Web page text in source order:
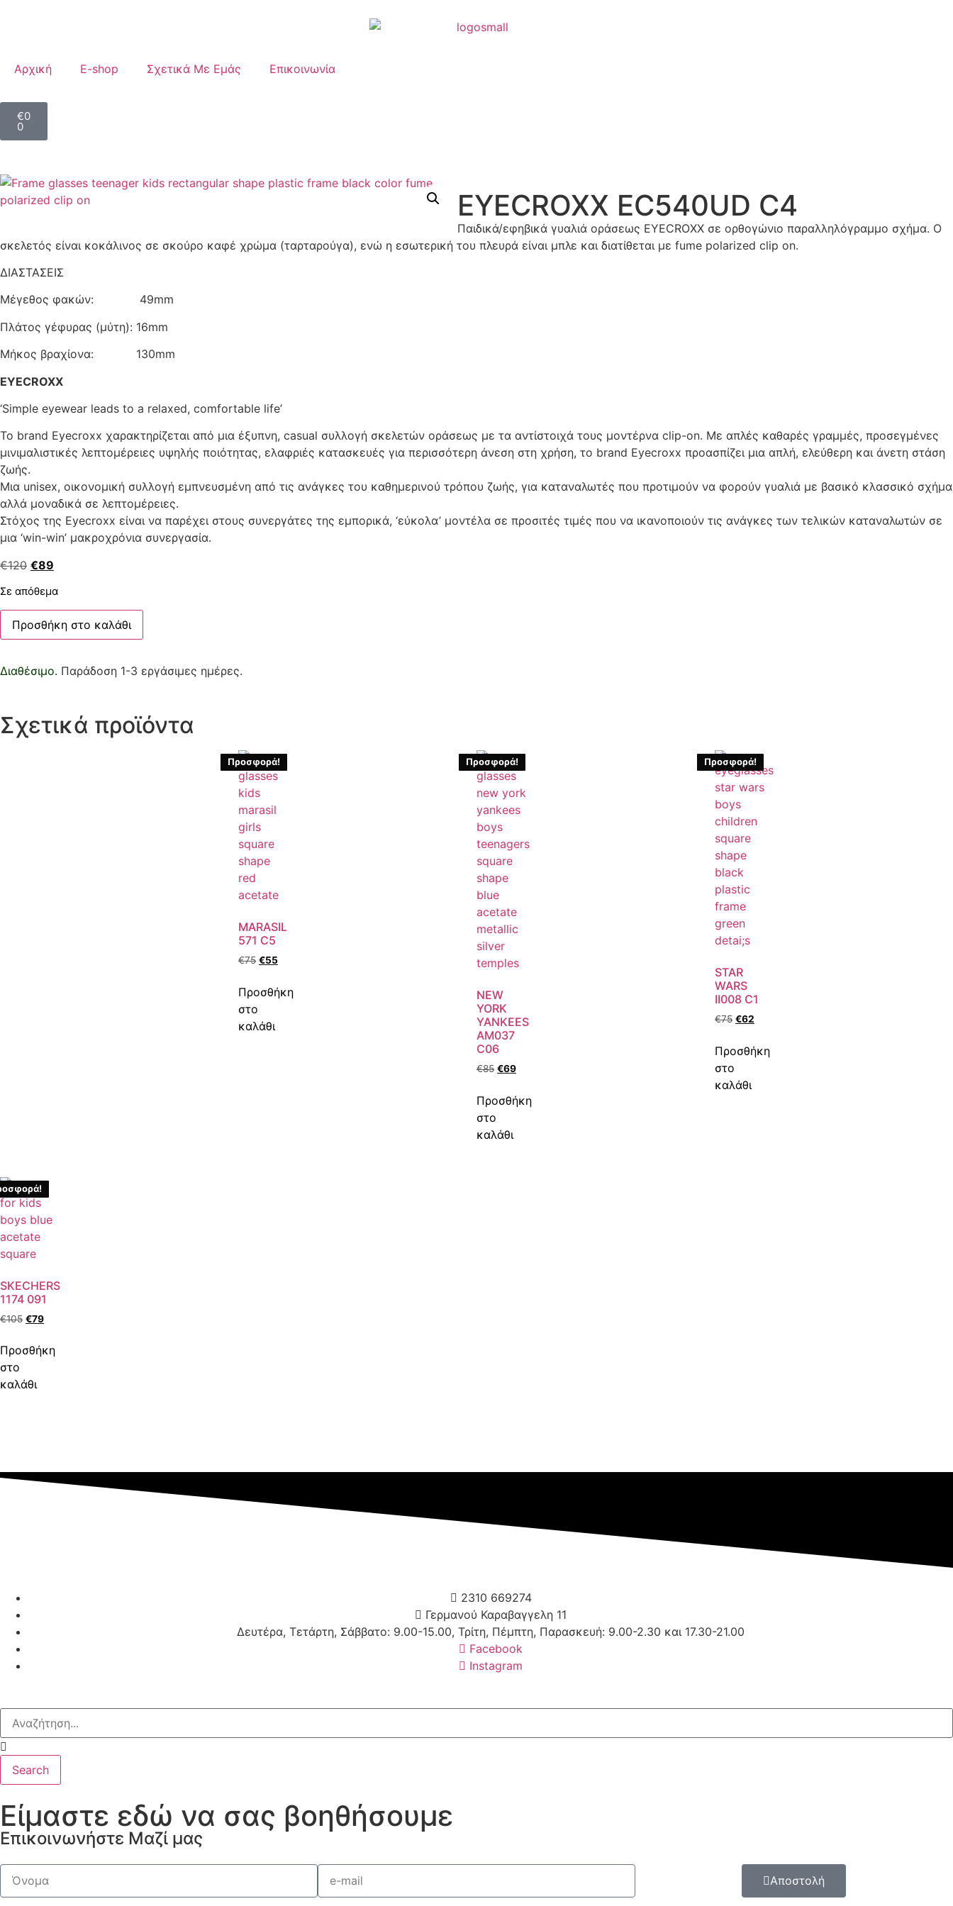
Αρχική E-shop Σχετικά Με Εμάς Επικοινωνία
€0
0
EYECROXX EC540UD C4
Παιδικά/εφηβικά γυαλιά οράσεως EYECROXX σε ορθογώνιο παραλληλόγραμμο σχήμα. Ο
σκελετός είναι κοκάλινος σε σκούρο καφέ χρώμα (ταρταρούγα), ενώ η εσωτερική του πλευρά είναι μπλε και διατίθεται με fume polarized clip on.
ΔΙΑΣΤΑΣΕΙΣ
Μέγεθος φακών: 49mm
Πλάτος γέφυρας (μύτη): 16mm
Μήκος βραχίονα: 130mm
EYECROXX
‘Simple eyewear leads to a relaxed, comfortable life’
Το brand Eyecroxx χαρακτηρίζεται από μια έξυπνη, casual συλλογή σκελετών οράσεως με τα αντίστοιχά τους μοντέρνα clip-on. Με απλές καθαρές γραμμές, προσεγμένες
μινιμαλιστικές λεπτομέρειες υψηλής ποιότητας, ελαφριές κατασκευές για περισσότερη άνεση στη χρήση, το brand Eyecroxx προασπίζει μια απλή, ελεύθερη και άνετη στάση
ζωής.
Μια unisex, οικονομική συλλογή εμπνευσμένη από τις ανάγκες του καθημερινού τρόπου ζωής, για καταναλωτές που προτιμούν να φορούν γυαλιά με βασικό κλασσικό σχήμα
αλλά μοναδικά σε λεπτομέρειες.
Στόχος της Eyecroxx είναι να παρέχει στους συνεργάτες της εμπορικά, ‘εύκολα’ μοντέλα σε προσιτές τιμές που να ικανοποιούν τις ανάγκες των τελικών καταναλωτών σε
μια ‘win-win’ μακροχρόνια συνεργασία.
€120 €89
Σε απόθεμα
Προσθήκη στο καλάθι
Διαθέσιμο. Παράδοση 1-3 εργάσιμες ημέρες.
Σχετικά προϊόντα
Προσφορά!
MARASIL
571 C5
€75 €55
Προσθήκη
στο
καλάθι
Προσφορά!
NEW
YORK
YANKEES
AM037
C06
€85 €69
Προσθήκη
στο
καλάθι
Προσφορά!
STAR
WARS
II008 C1
€75 €62
Προσθήκη
στο
καλάθι
SKECHERS
1174 091
€105 €79
Προσθήκη
στο
καλάθι
2310 669274
Γερμανού Καραβαγγελη 11
Δευτέρα, Τετάρτη, Σάββατο: 9.00-15.00, Τρίτη, Πέμπτη, Παρασκευή: 9.00-2.30 και 17.30-21.00
Facebook
Instagram
Search
Είμαστε εδώ να σας βοηθήσουμε
Επικοινωνήστε Μαζί μας
Αποστολή